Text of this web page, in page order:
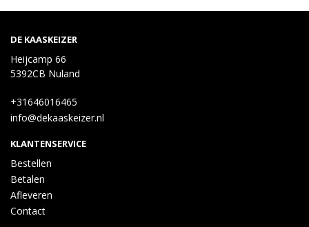
DE KAASKEIZER
Heijcamp 66
5392CB Nuland
+31646016465
info@dekaaskeizer.nl
KLANTENSERVICE
Bestellen
Betalen
Afleveren
Contact